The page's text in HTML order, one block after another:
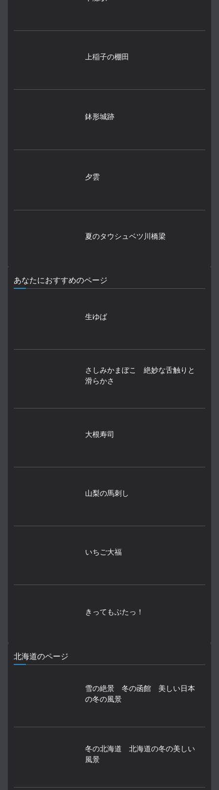
上稲子の棚田
鉢形城跡
夕雲
夏のタウシュベツ川橋梁
あなたにおすすめのページ
生ゆば
さしみかまぼこ 絶妙な舌触りと
滑らかさ
大根寿司
山梨の馬刺し
いちご大福
きってもぶたっ！
北海道のページ
雪の絶景 冬の函館 美しい日本
の冬の風景
冬の北海道 北海道の冬の美しい
風景